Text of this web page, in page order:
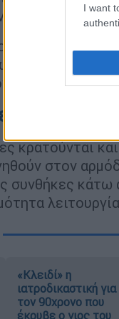
I want
ελέγχου
LED, που
τραυματισμό
οι
κρατούνται
στον
συνθήκες
«Κλειδί» η
ιατροδικαστική για
τον 90χρονο που
έκρυβε ο γιος του